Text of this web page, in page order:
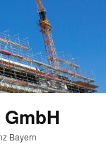
Bayern